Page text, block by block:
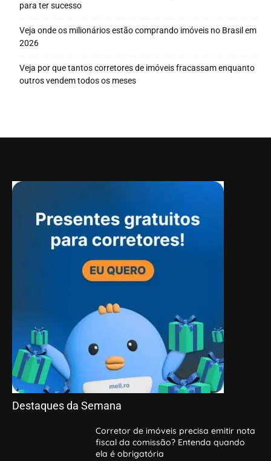
para ter sucesso
Veja onde os milionários estão comprando imóveis no Brasil em
2026
Veja por que tantos corretores de imóveis fracassam enquanto
outros vendem todos os meses
Destaques da Semana
Corretor de imóveis precisa emitir nota
fiscal da comissão? Entenda quando
ela é obrigatória